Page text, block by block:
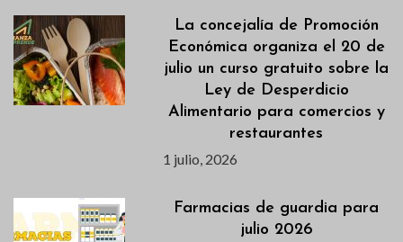
La concejalía de Promoción
Económica organiza el 20 de
julio un curso gratuito sobre la
Ley de Desperdicio
Alimentario para comercios y
restaurantes
1 julio, 2026
Farmacias de guardia para
julio 2026